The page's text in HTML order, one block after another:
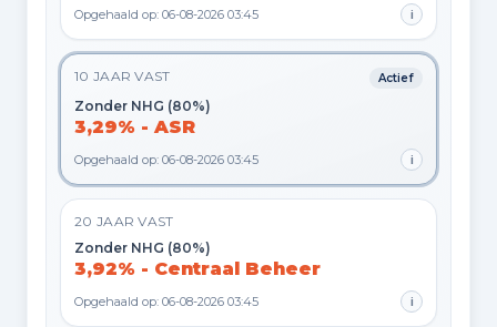
Opgehaald op: 06-08-2026 03:45 i
10 JAAR VAST Actief
Zonder NHG (80%)
3,29% - ASR
Opgehaald op: 06-08-2026 03:45 i
20 JAAR VAST
Zonder NHG (80%)
3,92% - Centraal Beheer
Opgehaald op: 06-08-2026 03:45 i